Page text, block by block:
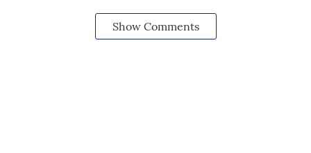
Show Comments